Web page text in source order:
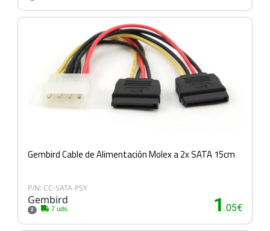
Gembird Cable de Alimentación Molex a 2x SATA 15cm
P/N: CC-SATA-PSY
Gembird
2 7 uds. 1 .05€